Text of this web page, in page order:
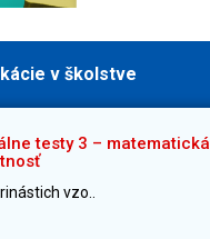
v školstve
testy 3 – matematická
vzo..